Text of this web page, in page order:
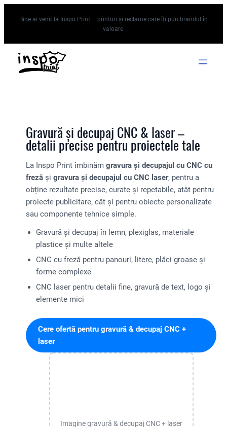
Bine ai venit la Inspo Print – printuri și reclame care îți pun brandul în
valoare.
Gravură și decupaj CNC & laser –
detalii precise pentru proiectele tale
La Inspo Print îmbinăm gravura și decupajul cu CNC cu
freză și gravura și decupajul cu CNC laser, pentru a
obține rezultate precise, curate și repetabile, atât pentru
proiecte publicitare, cât și pentru obiecte personalizate
sau componente tehnice simple.
Gravură și decupaj în lemn, plexiglas, materiale
plastice și multe altele
CNC cu freză pentru panouri, litere, plăci groase și
forme complexe
CNC laser pentru detalii fine, gravură de text, logo și
elemente mici
Cere ofertă pentru gravură & decupaj CNC +
laser
Imagine gravură & decupaj CNC + laser